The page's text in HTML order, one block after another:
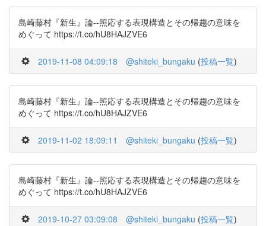
島崎藤村『新生』論--照応する表現構造とその帰趨の意味を
めぐって https://t.co/hU8HAJZVE6
2019-11-08 04:09:18 @shiteki_bungaku (投稿一覧)
島崎藤村『新生』論--照応する表現構造とその帰趨の意味を
めぐって https://t.co/hU8HAJZVE6
2019-11-02 18:09:11 @shiteki_bungaku (投稿一覧)
島崎藤村『新生』論--照応する表現構造とその帰趨の意味を
めぐって https://t.co/hU8HAJZVE6
2019-10-27 03:09:08 @shiteki_bungaku (投稿一覧)